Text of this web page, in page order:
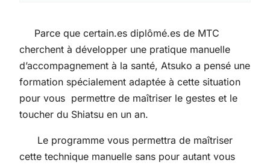
Parce que certain.es diplômé.es de MTC
cherchent à développer une pratique manuelle
d’accompagnement à la santé, Atsuko a pensé une
formation spécialement adaptée à cette situation
pour vous permettre de maîtriser le gestes et le
toucher du Shiatsu en un an.
Le programme vous permettra de maîtriser
cette technique manuelle sans pour autant vous